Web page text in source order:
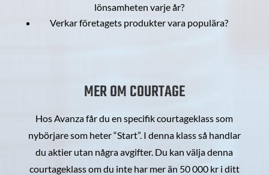
lönsamheten varje år?
Verkar företagets produkter vara populära?
MER OM COURTAGE
Hos Avanza får du en specifik courtageklass som
nybörjare som heter “Start”. I denna klass så handlar
du aktier utan några avgifter. Du kan välja denna
courtageklass om du inte har mer än 50 000 kr i ditt